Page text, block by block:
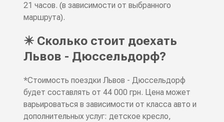
21 часов. (в зависимости от выбранного
маршрута).
✴️ Сколько стоит доехать
Львов - Дюссельдорф?
*Стоимость поездки Львов - Дюссельдорф
будет составлять от 44 000 грн. Цена может
варьироваться в зависимости от класса авто и
дополнительных услуг: детское кресло,